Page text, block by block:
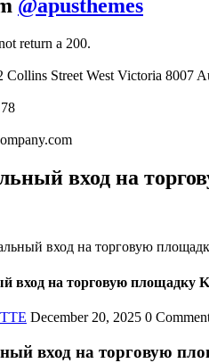
@apusthemes
return a 200.
Collins Street West Victoria 8007
вход на
вход на торговую
вход на торговую площадку
December 20, 2025 0
вход на торговую